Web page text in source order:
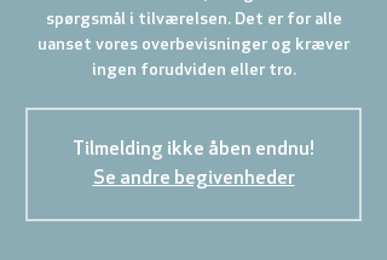
spørgsmål i tilværelsen. Det er for alle
uanset vores overbevisninger og kræver
ingen forudviden eller tro.
Tilmelding ikke åben endnu!
Se andre begivenheder